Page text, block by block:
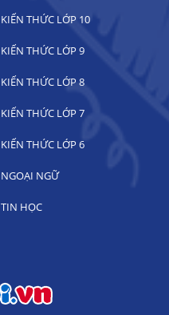
KIẾN THỨC LỚP 10
KIẾN THỨC LỚP 9
KIẾN THỨC LỚP 8
KIẾN THỨC LỚP 7
KIẾN THỨC LỚP 6
NGOẠI NGỮ
TIN HỌC